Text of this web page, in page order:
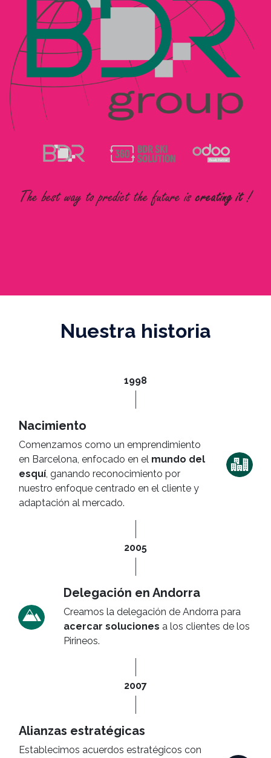
Nuestra historia
1998
Nacimiento
Comenzamos como un emprendimiento
en Barcelona, enfocado en el mundo del
esquí, ganando reconocimiento por
nuestro enfoque centrado en el cliente y
adaptación al mercado.
2005
Delegación en Andorra
Creamos la delegación de Andorra para
acercar soluciones a los clientes de los
Pirineos.
2007
Alianzas estratégicas
Establecimos acuerdos estratégicos con